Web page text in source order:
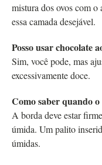
mistura dos ovos com o
essa camada desejável.
Posso usar chocolate
Sim, você pode, mas
excessivamente doce.
Como saber quando
A borda deve estar
úmida. Um palito
úmidas.